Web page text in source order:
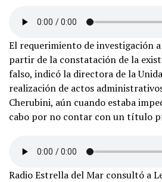
El requerimiento de investigación
partir de la constatación de la
falso, indicó la directora de la
realización de actos
Cherubini, aún cuando estaba
cabo por no contar con un título
Radio Estrella del Mar consultó a